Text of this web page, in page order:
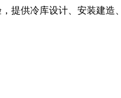
提供冷库设计、安装建造